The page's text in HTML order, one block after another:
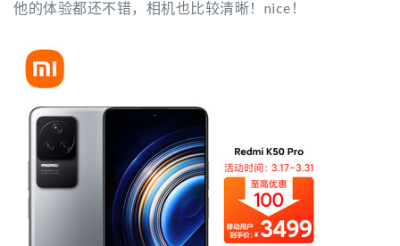
他的体验都还不错，相机也比较清晰！nice！